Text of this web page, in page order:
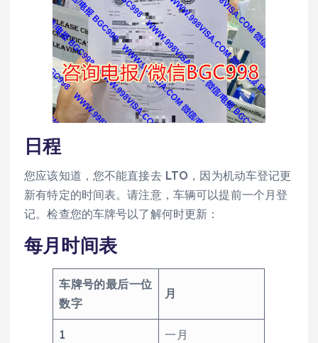
日程
您应该知道，您不能直接去 LTO，因为机动车登记更
新有特定的时间表。请注意，车辆可以提前一个月登
记。检查您的车牌号以了解何时更新：
每月时间表
车牌号的最后一位
数字
月
1 一月